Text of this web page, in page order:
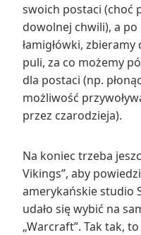
swoich postaci (choć
dowolnej chwili), a
łamigłówki,
puli, za co możemy
dla postaci (np.
możliwość
przez czarodzieja).
Na koniec trzeba
Vikings”, aby
amerykańskie studio
udało się wybić na
„Warcraft”. Tak tak,